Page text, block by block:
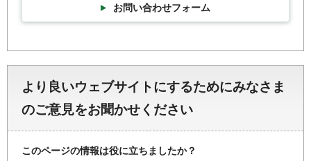
お問い合わせフォーム
より良いウェブサイトにするためにみなさま
のご意見をお聞かせください
このページの情報は役に立ちましたか？